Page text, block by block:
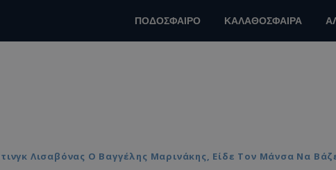
ΠΟΔΟΣΦΑΙΡΟ ΚΑΛΑΘΟΣΦΑΙΡΑ
Λισαβόνας Ο Βαγγέλης Μαρινάκης, Είδε Τον Μάνσα Να